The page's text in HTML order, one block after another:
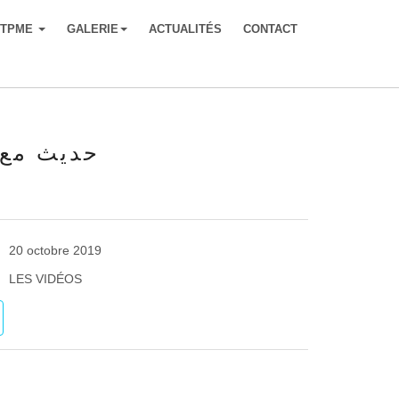
GALERIE ACTUALITÉS CONTACT
حديث
20 octobre 2019
LES VIDÉOS